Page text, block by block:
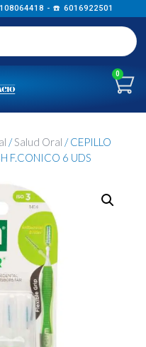
- ☎️ 6016922501
0
/Salud Oral / CEPILLO
F.CONICO 6 UDS